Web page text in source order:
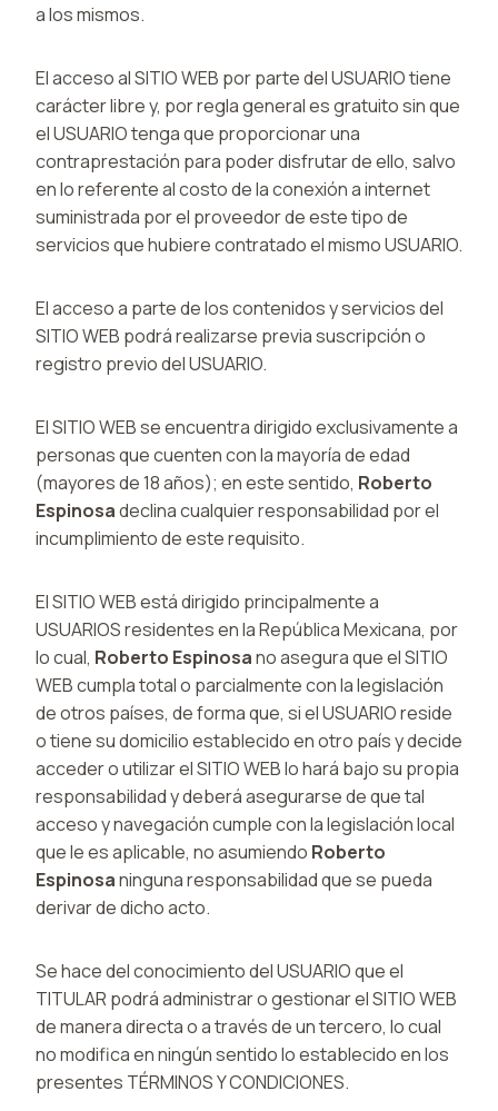
a los mismos.
El acceso al SITIO WEB por parte del USUARIO tiene
carácter libre y, por regla general es gratuito sin que
el USUARIO tenga que proporcionar una
contraprestación para poder disfrutar de ello, salvo
en lo referente al costo de la conexión a internet
suministrada por el proveedor de este tipo de
servicios que hubiere contratado el mismo USUARIO.
El acceso a parte de los contenidos y servicios del
SITIO WEB podrá realizarse previa suscripción o
registro previo del USUARIO.
El SITIO WEB se encuentra dirigido exclusivamente a
personas que cuenten con la mayoría de edad
(mayores de 18 años); en este sentido, Roberto
Espinosadeclina cualquier responsabilidad por el
incumplimiento de este requisito.
El SITIO WEB está dirigido principalmente a
USUARIOS residentes en la República Mexicana, por
lo cual, Roberto Espinosano asegura que el SITIO
WEB cumpla total o parcialmente con la legislación
de otros países, de forma que, si el USUARIO reside
o tiene su domicilio establecido en otro país y decide
acceder o utilizar el SITIO WEB lo hará bajo su propia
responsabilidad y deberá asegurarse de que tal
acceso y navegación cumple con la legislación local
que le es aplicable, no asumiendo Roberto
Espinosaninguna responsabilidad que se pueda
derivar de dicho acto.
Se hace del conocimiento del USUARIO que el
TITULAR podrá administrar o gestionar el SITIO WEB
de manera directa o a través de un tercero, lo cual
no modifica en ningún sentido lo establecido en los
presentes TÉRMINOS Y CONDICIONES.